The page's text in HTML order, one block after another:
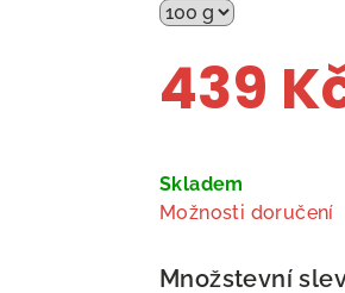
439
cena:
Skladem
Možnosti doručení
Množstevní